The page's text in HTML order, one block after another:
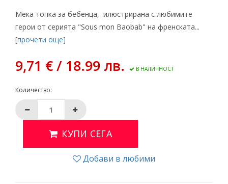
Мека топка за бебенца, илюстрирана с любимите
герои от серията "Sous mon Baobab" на френската...
[прочети още]
9,71 € / 18.99 лв. В НАЛИЧНОСТ
Количество:
КУПИ СЕГА
Добави в любими